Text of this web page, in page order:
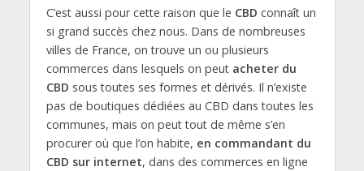
C’est aussi pour cette raison que le CBD connaît un
si grand succès chez nous. Dans de nombreuses
villes de France, on trouve un ou plusieurs
commerces dans lesquels on peut acheter du
CBD sous toutes ses formes et dérivés. Il n’existe
pas de boutiques dédiées au CBD dans toutes les
communes, mais on peut tout de même s’en
procurer où que l’on habite, en commandant du
CBD sur internet, dans des commerces en ligne